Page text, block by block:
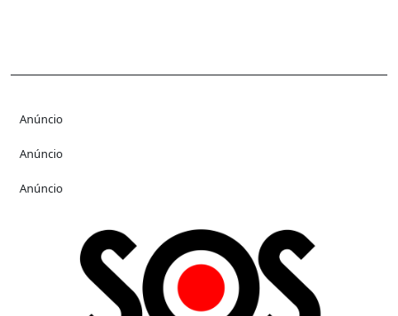
Anúncio
Anúncio
Anúncio